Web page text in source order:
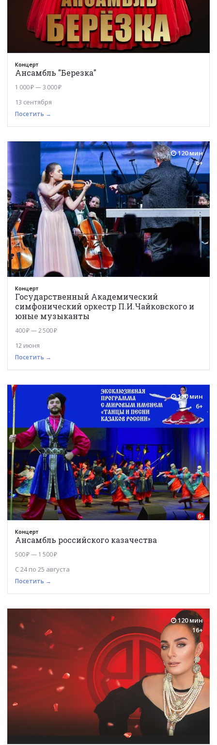
Концерт
Ансамбль "Березка"
1 000 ₽ — 3 000 ₽
13 сентября
Посетить →
120 мин
6+
Концерт
Государственный Академический
симфонический оркестр П.И.Чайковского и
юные музыканты
400 ₽ — 2 500 ₽
12 июня
Посетить →
120 мин
6+
Концерт
Ансамбль российского казачества
500 ₽ — 1 500 ₽
С 24 по 25 августа
Посетить →
120 мин
16+